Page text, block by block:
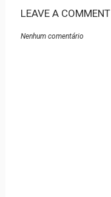
LEAVE A COMMENT
Nenhum comentário